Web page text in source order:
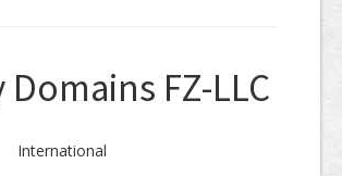
Domains FZ-LLC
International